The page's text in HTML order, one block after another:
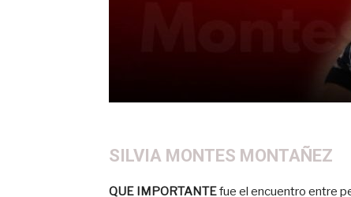
SILVIA MONTES MONTAÑEZ
QUE IMPORTANTEfue el encuentro entre